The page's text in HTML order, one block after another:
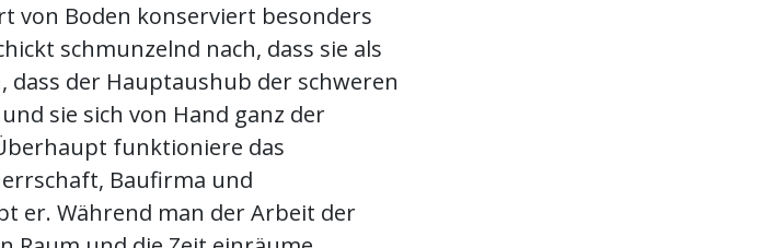
von Boden konserviert besonders
schmunzelnd nach, dass sie als
der Hauptaushub der schweren
sie sich von Hand ganz der
funktioniere das
Baufirma und
er. Während man der Arbeit der